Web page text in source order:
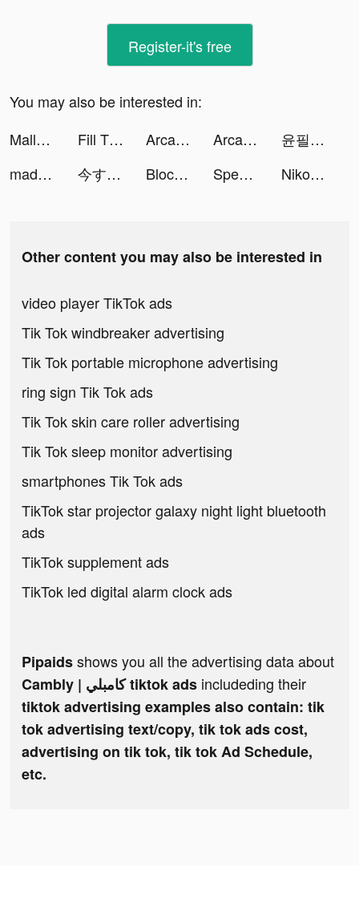
Register-it's free
You may also be interested in:
Mallory Schmuki tiktok ads
Fill The Fridge tiktok ads Arcade Hole tiktok ads Arcade Hole tiktok ads
윤필려기 🇰🇷 tiktok ads
madeofjade tiktok ads
今すぐビッコレFXをインストール！ tiktok ads Block Blast-Block Puzzle Games tiktok ads Speechify Text Reader News PDF tiktok ads Niko tiktok ads
Other content you may also be interested in
video player TikTok ads
Tik Tok windbreaker advertising
Tik Tok portable microphone advertising
ring sign Tik Tok ads
Tik Tok skin care roller advertising
Tik Tok sleep monitor advertising
smartphones Tik Tok ads
TikTok star projector galaxy night light bluetooth
ads
TikTok supplement ads
TikTok led digital alarm clock ads
Pipaidsshows you all the advertising data about
Cambly | كامبلي tiktok ads includeding their
tiktok advertising examples also contain: tik
tok advertising text/copy, tik tok ads cost,
advertising on tik tok, tik tok Ad Schedule,
etc.